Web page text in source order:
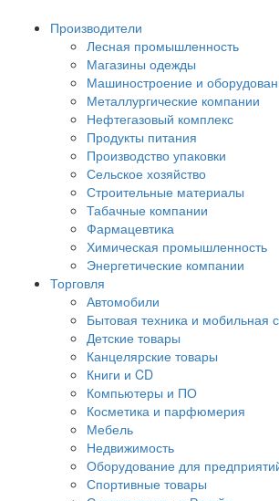
Производители
Лесная промышленность
Магазины одежды
Машиностроение и
Металлургические компании
Нефтегазовый комплекс
Продукты питания
Производство упаковки
Сельское хозяйство
Строительные материалы
Табачные компании
Фармацевтика
Химическая промышленность
Энергетические компании
Торговля
Автомобили
Бытовая техника и мобильная
Детские товары
Канцелярские товары
Книги и CD
Компьютеры и ПО
Косметика и парфюмерия
Мебель
Недвижимость
Оборудование для
Спортивные товары